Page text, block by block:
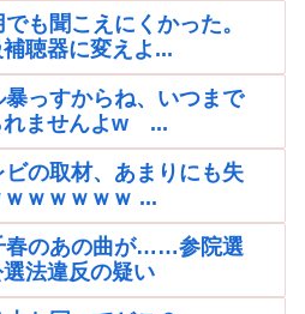
も聞こえにくかった。
聴器に変えよ...
っすからね、いつまで
れませんよw ...
ビの取材、あまりにも失
ｗｗｗｗｗ ...
春のあの曲が……参院選
法違反の疑い